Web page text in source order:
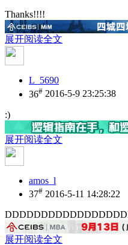
Thanks!!!!
展开阅读全文
L_5690
36# 2016-5-9 23:25:38
:)
展开阅读全文
amos_l
37# 2016-5-11 14:28:22
展开阅读全文